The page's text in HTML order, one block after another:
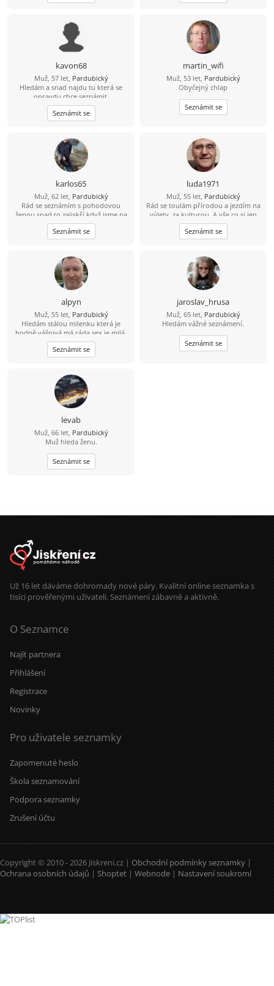
kavon68
Muž, 57 let, Pardubický
Hledám a snad najdu tu která se
opravdu chce seznámit.
Seznámit se
martin_wifi
Muž, 53 let, Pardubický
Obyčejný chlap
Seznámit se
karlos65
Muž, 62 let, Pardubický
Rád se seznámím s pohodovou
ženou,snad to zajiskří když jsme na
jiskření
Seznámit se
luda1971
Muž, 55 let, Pardubický
Rád se toulám přírodou a jezdím na
výlety, za kulturou. A vše co si jen
budeme přát. Hledám upřímnou a
pohodovou ženu. Štíhlejší postavy.
Pardubicko. Najdu zde novou lásku
Seznámit se
alpyn
Muž, 55 let, Pardubický
Hledám stálou milenku která je
hodně vášnivá,má ráda sex,je milá,
bezprostřední a na nic si nehraje
stejně jako já.
Seznámit se
jaroslav_hrusa
Muž, 65 let, Pardubický
Hledám vážné seznámení.
Seznámit se
levab
Muž, 66 let, Pardubický
Muž hleda ženu.
Seznámit se
Už 16 let dáváme dohromady nové páry. Kvalitní online seznamka s
tisíci prověřenými uživateli. Seznámení zábavně a aktivně.
O Seznamce
Najít partnera
Přihlášení
Registrace
Novinky
Pro uživatele seznamky
Zapomenuté heslo
Škola seznamování
Podpora seznamky
Zrušení účtu
Copyright © 2010 - 2026 Jiskreni.cz | Obchodní podmínky seznamky |
Ochrana osobních údajů | Shoptet | Webnode | Nastavení soukromí